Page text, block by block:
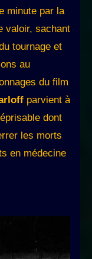
minute par la
valoir, sachant
tournage et
au
du film
parvient à
dont
les morts
en médecine